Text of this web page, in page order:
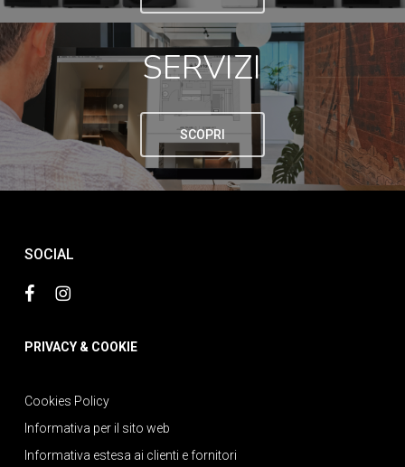
SERVIZI
SCOPRI
SOCIAL
PRIVACY & COOKIE
Cookies Policy
Informativa per il sito web
Informativa estesa ai clienti e fornitori